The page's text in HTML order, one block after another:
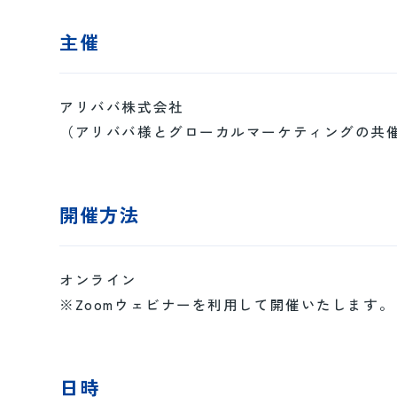
主催
アリババ株式会社
（アリババ様とグローカルマーケティングの共
開催方法
オンライン
※Zoomウェビナーを利用して開催いたします。
日時